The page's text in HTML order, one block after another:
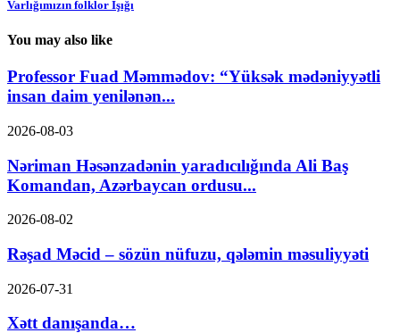
Varlığımızın folklor İşığı
You may also like
Professor Fuad Məmmədov: “Yüksək mədəniyyətli
insan daim yenilənən...
2026-08-03
Nəriman Həsənzadənin yaradıcılığında Ali Baş
Komandan, Azərbaycan ordusu...
2026-08-02
Rəşad Məcid – sözün nüfuzu, qələmin məsuliyyəti
2026-07-31
Xətt danışanda…